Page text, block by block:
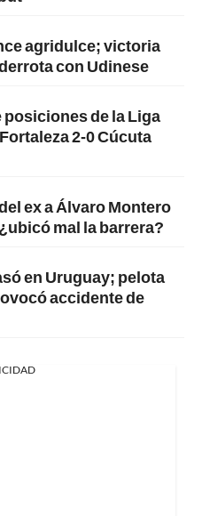
agridulce; victoria
con Udinese
posiciones de la Liga
2-0 Cúcuta
ex a Álvaro Montero
mal la barrera?
en Uruguay; pelota
accidente de